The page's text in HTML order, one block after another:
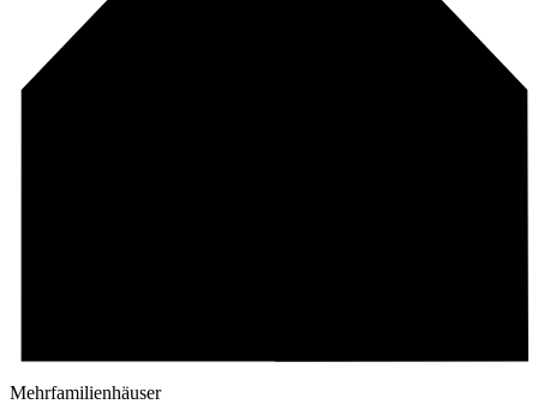
Mehrfamilienhäuser